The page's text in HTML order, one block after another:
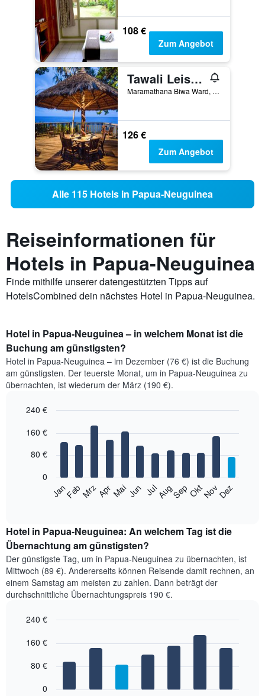
108 €
Zum Angebot
Tawali Leisure And Dive Resort
Maramathana Biwa Ward, Hewiia, Papua-Neuguinea
126 €
Zum Angebot
Alle 115 Hotels in Papua-Neuguinea
Reiseinformationen für
Hotels in Papua-Neuguinea
Finde mithilfe unserer datengestützten Tipps auf
HotelsCombined dein nächstes Hotel in Papua-Neuguinea.
Hotel in Papua-Neuguinea – in welchem Monat ist die
Buchung am günstigsten?
Hotel in Papua-Neuguinea – im Dezember (76 €) ist die Buchung
am günstigsten. Der teuerste Monat, um in Papua-Neuguinea zu
übernachten, ist wiederum der März (190 €).
chart
bars.
folgende
den
durchschnittlichen
Zimmerpreis
im
jeweiligen
Monat
an.
Diagramm
Achse,
graphic.
JanFebMrzAprMaiJun JulAugSep OktNovDez
0
80 €
160 €
240 €
Hotel in Papua-Neuguinea: An welchem Tag ist die
Übernachtung am günstigsten?
Der günstigste Tag, um in Papua-Neuguinea zu übernachten, ist
Mittwoch (89 €). Andererseits können Reisende damit rechnen, an
einem Samstag am meisten zu zahlen. Dann beträgt der
durchschnittliche Übernachtungspreis 190 €.
chart
bars.
graphic.
0
80 €
160 €
240 €